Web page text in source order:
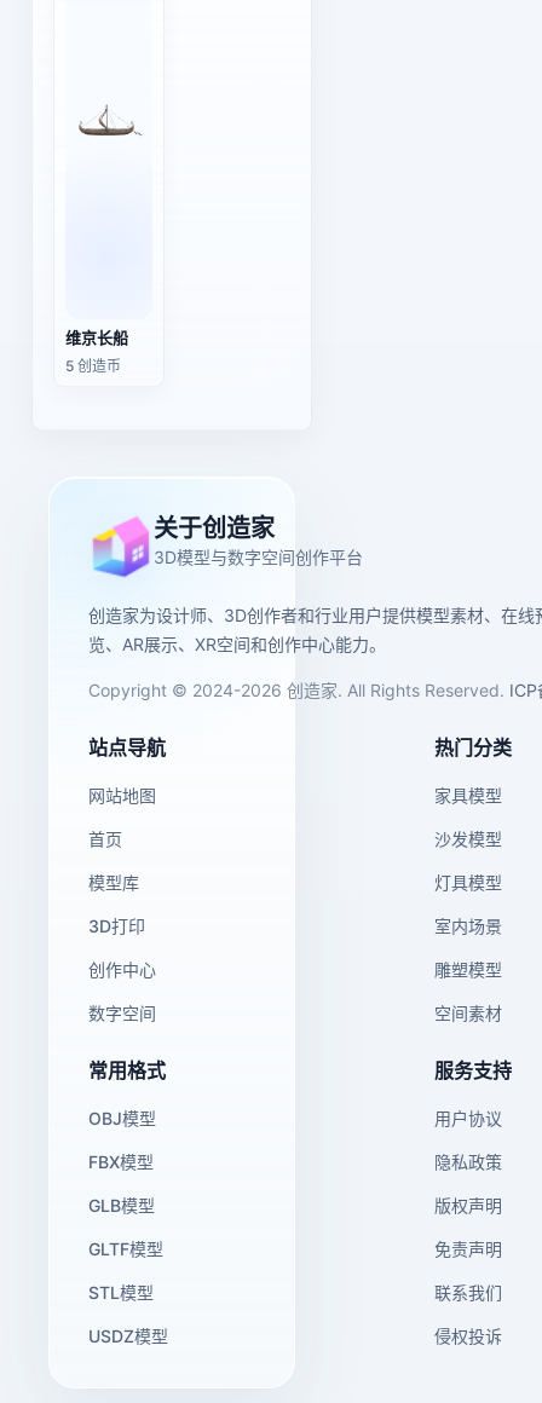
维京长船
5 创造币
关于创造家
3D模型与数字空间创作平台
创造家为设计师、3D创作者和行业用户提供模型素材、在线
览、AR展示、XR空间和创作中心能力。
Copyright © 2024-2026 创造家. All Rights Reserved. ICP
站点导航
网站地图
首页
模型库
3D打印
创作中心
数字空间
热门分类
家具模型
沙发模型
灯具模型
室内场景
雕塑模型
空间素材
常用格式
OBJ模型
FBX模型
GLB模型
GLTF模型
STL模型
USDZ模型
服务支持
用户协议
隐私政策
版权声明
免责声明
联系我们
侵权投诉